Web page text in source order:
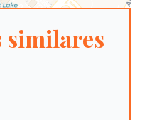
similares